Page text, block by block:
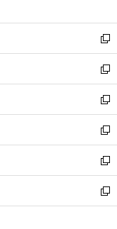
開
く
ウ
で
開
く
ン
ド
ウ
で
開
く
新
し
い
ウ
ィ
ン
ド
ウ
で
開
く
新
し
い
ウ
ィ
ン
ド
ウ
で
開
新
し
い
ウ
ィ
ン
ド
ウ
新
し
い
ウ
ィ
ン
新
し
い
ウ
新
し